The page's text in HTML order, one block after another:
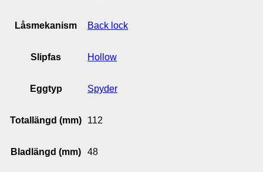
Låsmekanism Back lock
Slipfas Hollow
Eggtyp Spyder
Totallängd (mm) 112
Bladlängd (mm) 48